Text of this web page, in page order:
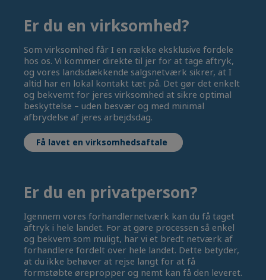
Er du en virksomhed?
Som virksomhed får I en række eksklusive fordele
hos os. Vi kommer direkte til jer for at tage aftryk,
og vores landsdækkende salgsnetværk sikrer, at I
altid har en lokal kontakt tæt på. Det gør det enkelt
og bekvemt for jeres virksomhed at sikre optimal
beskyttelse – uden besvær og med minimal
afbrydelse af jeres arbejdsdag.
Få lavet en virksomhedsaftale
Er du en privatperson?
Igennem vores forhandlernetværk kan du få taget
aftryk i hele landet. For at gøre processen så enkel
og bekvem som muligt, har vi et bredt netværk af
forhandlere fordelt over hele landet. Dette betyder,
at du ikke behøver at rejse langt for at få
formstøbte ørepropper og nemt kan få den leveret.